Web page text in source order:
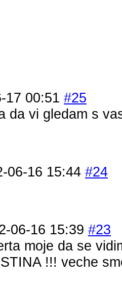
17 00:51 #25
da vi gledam s
06-16 15:44 #24
06-16 15:39 #23
moje da se
!!! veche